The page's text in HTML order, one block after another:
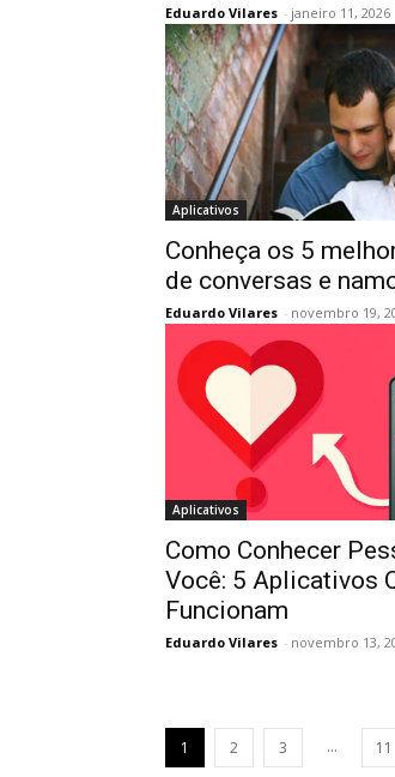
Eduardo Vilares - janeiro 11, 2026
Aplicativos
Conheça os 5
de conversas e
Eduardo Vilares - novembro 19,
Aplicativos
Como Conhecer
Você: 5 Aplicativos
Funcionam
Eduardo Vilares - novembro 13,
1 2 3 ... 11